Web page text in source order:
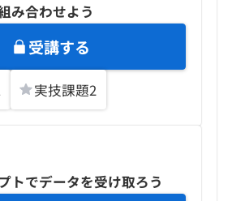
み合わせよう
受講する
実技課題2
トでデータを受け取ろう